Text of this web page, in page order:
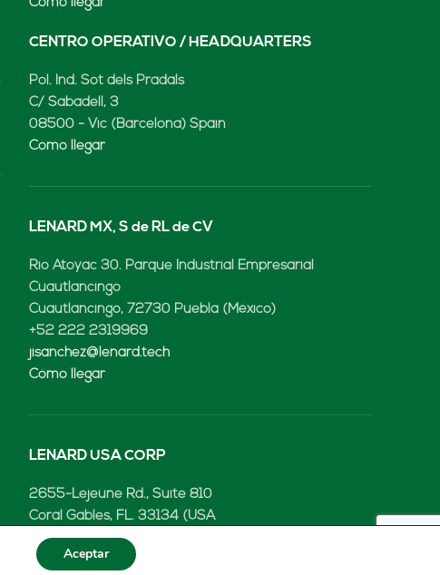
Cómo llegar
CENTRO OPERATIVO / HEADQUARTERS
Pol. Ind. Sot dels Pradals
C/ Sabadell, 3
08500 - Vic (Barcelona) Spain
Cómo llegar
LENARD MX, S de RL de CV
Rio Atoyac 30. Parque Industrial Empresarial
Cuautlancingo
Cuautlancingo, 72730 Puebla (México)
+52 222 2319969
jisanchez@lenard.tech
Cómo llegar
LENARD USA CORP
2655-Lejeune Rd., Suite 810
Coral Gables, FL. 33134 (USA
+52 222 2319969
fcastejon@lenard.tech
Aceptar